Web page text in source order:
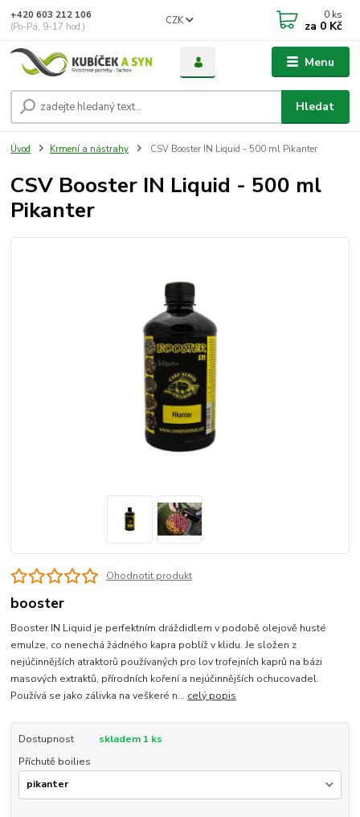
Menu
CZK
Hledat
+420 603 212 106
(Po-Pá, 9-17 hod.)
0 ks
za 0 Kč
Úvod Krmení a nástrahy CSV Booster IN Liquid - 500 ml Pikanter
CSV Booster IN Liquid - 500 ml
Pikanter
Ohodnotit produkt
booster
Booster IN Liquid je perfektním dráždidlem v podobě olejově husté
emulze, co nenechá žádného kapra poblíž v klidu. Je složen z
nejúčinnějších atraktorů používaných pro lov trofejních kaprů na bázi
masových extraktů, přírodních koření a nejúčinnějších ochucovadel.
Používá se jako zálivka na veškeré n... celý popis
Dostupnost
skladem 1 ks
Příchutě boilies